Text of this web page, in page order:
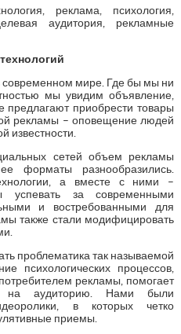
реклама, психология,
аудитория, рекламные
современном мире. Где бы мы ни
мы увидим объявление,
предлагают приобрести товары
рекламы – оповещение людей
известности.
сетей объем рекламы
форматы разнообразились.
а вместе с ними –
успевать за современными
и востребованными для
также стали модифицировать
проблематика так называемой
психологических процессов,
рекламы, помогает
на аудиторию. Нами были
в которых четко
приемы.